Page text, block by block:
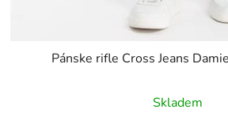
Pánske rifle Cross Jeans
Skladem